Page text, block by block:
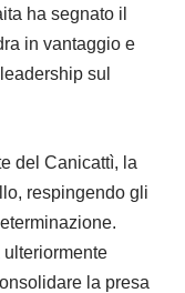
ha segnato il
in vantaggio e
sul
del Canicattì, la
respingendo gli
ulteriormente
la presa